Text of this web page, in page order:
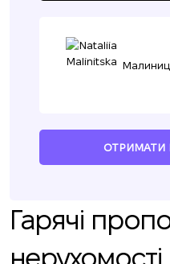
ОТРИМАТИ
Гарячі
нерухомості